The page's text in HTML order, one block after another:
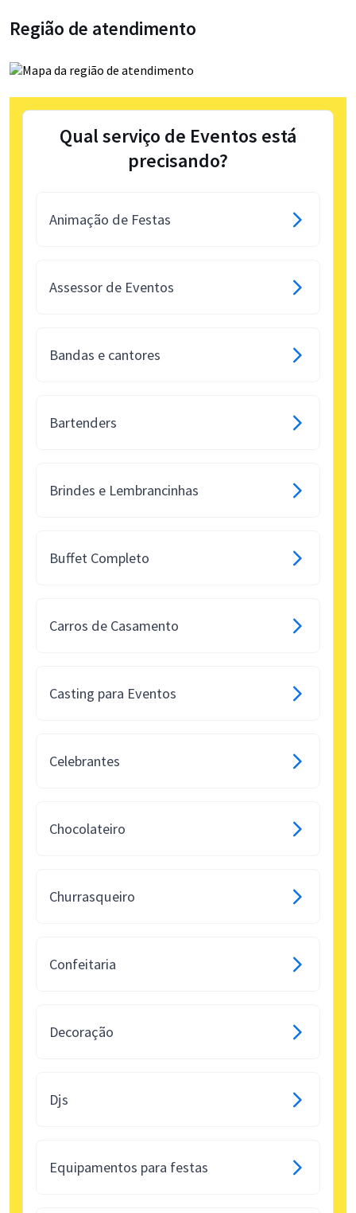
Região de atendimento
Qual serviço de Eventos está
precisando?
Animação de Festas
Assessor de Eventos
Bandas e cantores
Bartenders
Brindes e Lembrancinhas
Buffet Completo
Carros de Casamento
Casting para Eventos
Celebrantes
Chocolateiro
Churrasqueiro
Confeitaria
Decoração
Djs
Equipamentos para festas